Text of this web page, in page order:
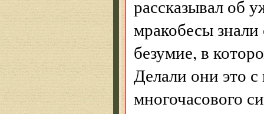
рассказывал об
мракобесы знали
безумие, в
Делали они это
многочасового